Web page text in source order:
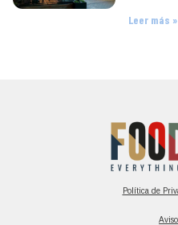
Leer más »
Política de